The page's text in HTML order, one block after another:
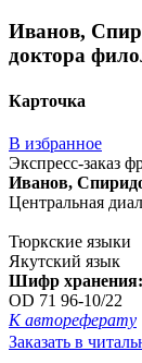
Иванов,
доктора
Карточка
В избранное
Экспресс-заказ
Иванов,
Центральная
Тюркские языки
Якутский язык
Шифр хранения:
OD 71 96-10/22
К автореферату
Заказать в